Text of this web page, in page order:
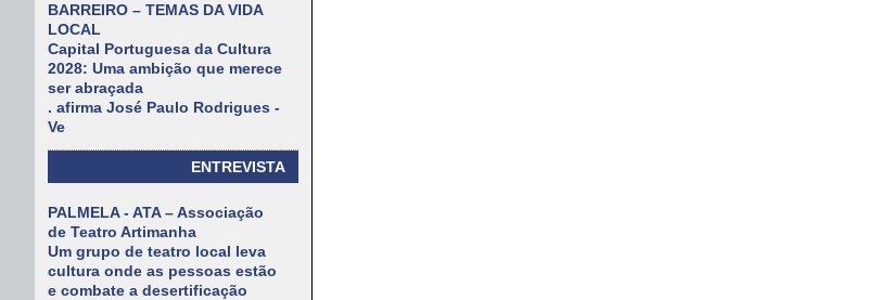
BARREIRO – TEMAS DA VIDA
LOCAL
Capital Portuguesa da Cultura
2028: Uma ambição que merece
ser abraçada
. afirma José Paulo Rodrigues -
Ve
ENTREVISTA
PALMELA - ATA – Associação
de Teatro Artimanha
Um grupo de teatro local leva
cultura onde as pessoas estão
e combate a desertificação